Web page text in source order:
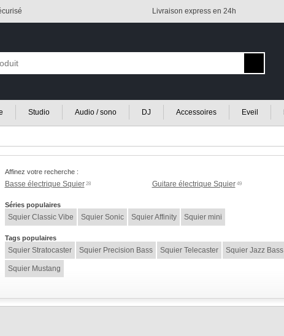
Livraison express en 24h
Studio Audio / sono DJ Accessoires Eveil
Affinez votre recherche :
Basse électrique Squier28 Guitare électrique Squier49
Séries populaires
Squier Classic Vibe Squier Sonic Squier Affinity Squier mini
Tags populaires
Squier Stratocaster Squier Precision Bass Squier Telecaster Squier Jazz Bass
Squier Mustang